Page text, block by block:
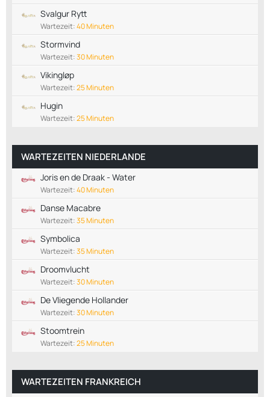
Svalgur Rytt
Wartezeit:40 Minuten
Stormvind
Wartezeit:30 Minuten
Vikingløp
Wartezeit:25 Minuten
Hugin
Wartezeit:25 Minuten
WARTEZEITEN NIEDERLANDE
Joris en de Draak - Water
Wartezeit:40 Minuten
Danse Macabre
Wartezeit:35 Minuten
Symbolica
Wartezeit:35 Minuten
Droomvlucht
Wartezeit:30 Minuten
De Vliegende Hollander
Wartezeit:30 Minuten
Stoomtrein
Wartezeit:25 Minuten
WARTEZEITEN FRANKREICH